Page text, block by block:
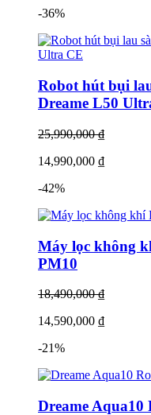
-36%
Robot hút bụi
Dreame L50
25,990,000 ₫
14,990,000 ₫
-42%
Máy lọc không
PM10
18,490,000 ₫
14,590,000 ₫
-21%
Dreame Aqua10